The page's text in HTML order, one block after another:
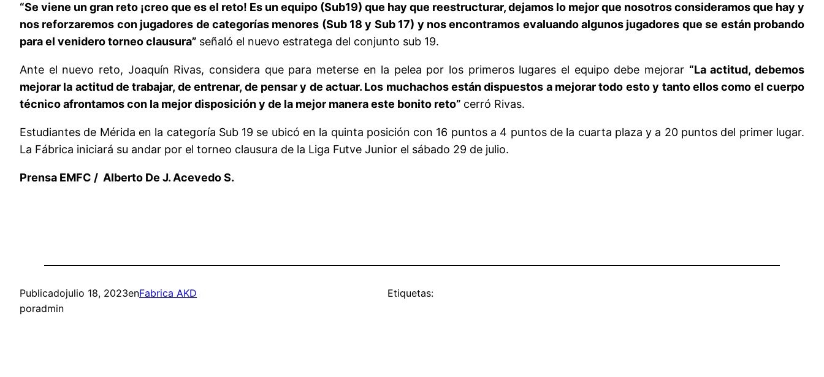
“Se viene un gran reto ¡creo que es el reto! Es un equipo (Sub19) que hay que reestructurar, dejamos lo mejor que nosotros consideramos que hay y
nos reforzaremos con jugadores de categorías menores (Sub 18 y Sub 17) y nos encontramos evaluando algunos jugadores que se están probando
para el venidero torneo clausura” señaló el nuevo estratega del conjunto sub 19.
Ante el nuevo reto, Joaquín Rivas, considera que para meterse en la pelea por los primeros lugares el equipo debe mejorar “La actitud, debemos
mejorar la actitud de trabajar, de entrenar, de pensar y de actuar. Los muchachos están dispuestos a mejorar todo esto y tanto ellos como el cuerpo
técnico afrontamos con la mejor disposición y de la mejor manera este bonito reto” cerró Rivas.
Estudiantes de Mérida en la categoría Sub 19 se ubicó en la quinta posición con 16 puntos a 4 puntos de la cuarta plaza y a 20 puntos del primer lugar.
La Fábrica iniciará su andar por el torneo clausura de la Liga Futve Junior el sábado 29 de julio.
Prensa EMFC / Alberto De J. Acevedo S.
Publicadojulio 18, 2023enFabrica AKD
poradmin
Etiquetas: